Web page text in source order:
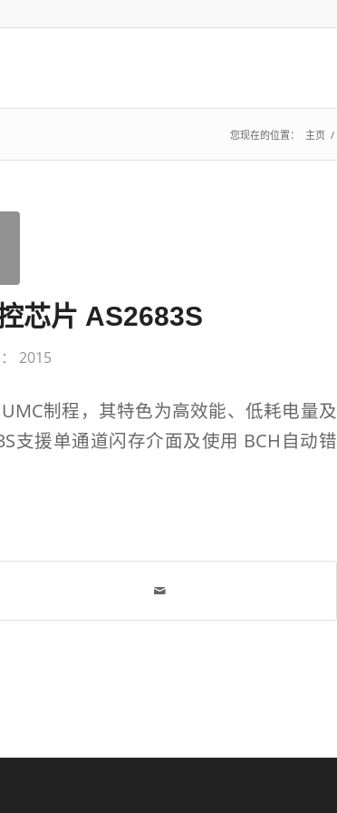
您现在的位置： 主页 /
芯片 AS2683S
2015
制程，其特色为高效能、低耗电量及
支援单通道闪存介面及使用 BCH自动错